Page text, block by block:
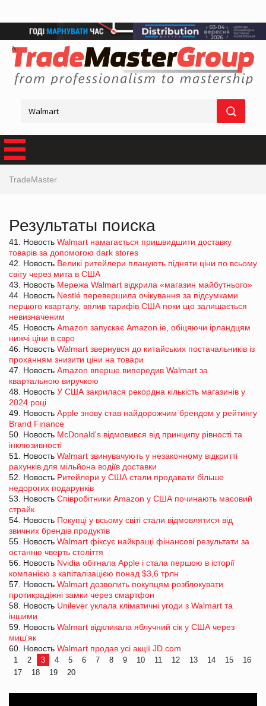
TradeMaster
Результаты поиска
41. Новость Walmart намагається пришвидшити доставку
товарів за допомогою dark stores
42. Новость Великі ритейлери планують підняти ціни по всьому
світу через мита в США
43. Новость Мережа Walmart відкрила «магазин майбутнього»
44. Новость Nestlé перевершила очікування за підсумками
першого кварталу, вплив тарифів США поки що залишається
невизначеним
45. Новость Amazon запускає Amazon.ie, обіцяючи ірландцям
нижчі ціни в євро
46. Новость Walmart звернувся до китайських постачальників із
проханням знизити ціни на товари
47. Новость Amazon вперше випередив Walmart за
квартальною виручкою
48. Новость У США закрилася рекордна кількість магазинів у
2024 році
49. Новость Apple знову став найдорожчим брендом у рейтингу
Brand Finance
50. Новость McDonald's відмовився від принципу рівності та
інклюзивності
51. Новость Walmart звинувачують у незаконному відкритті
рахунків для мільйона водіїв доставки
52. Новость Ритейлери у США стали продавати більше
недорогих подарунків
53. Новость Співробітники Amazon у США починають масовий
страйк
54. Новость Покупці у всьому світі стали відмовлятися від
звичних брендів продуктів
55. Новость Walmart фіксує найкращі фінансові результати за
останню чверть століття
56. Новость Nvidia обігнала Apple і стала першою в історії
компанією з капіталізацією понад $3,6 трлн
57. Новость Walmart дозволить покупцям розблокувати
протикрадіжні замки через смартфон
58. Новость Unilever уклала кліматичні угоди з Walmart та
іншими
59. Новость Walmart відкликала яблучний сік у США через
миш'як
60. Новость Walmart продав усі акції JD.com
1 2 3 4 5 6 7 8 9 10 11 12 13 14 15
16
17
18 19 20